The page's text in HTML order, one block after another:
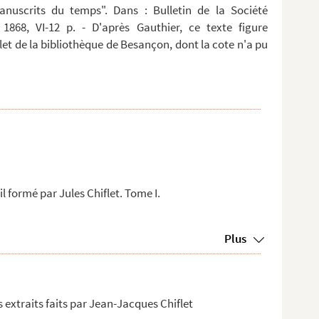
du temps". Dans : Bulletin de la Société
VI-12 p. - D'après Gauthier, ce texte figure
de la bibliothèque de Besançon, dont la cote n'a pu
formé par Jules Chiflet. Tome I.
Plus
extraits faits par Jean-Jacques Chiflet